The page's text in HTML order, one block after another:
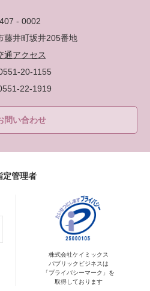
- 0002
藤井町坂井205番地
通アクセス
20-1155
22-1919
問い合わせ
定管理者
株式会社ケイミックス
パブリックビジネスは
「プライバシーマーク」を
取得しております